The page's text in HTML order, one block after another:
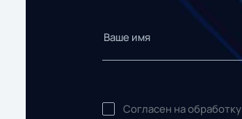
Согласен на обработку